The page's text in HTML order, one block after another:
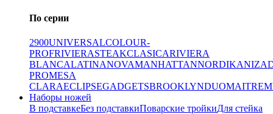
По серии
2900UNIVERSALCOLOUR-
PROFRIVIERASTEAKCLASICARIVIERA
BLANCALATINANOVAMANHATTANNORDIKANIZA
PROMESA
CLARAECLIPSEGADGETSBROOKLYNDUOMAITRE
Наборы ножей
В подставкеБез подставкиПоварские тройкиДля стейка